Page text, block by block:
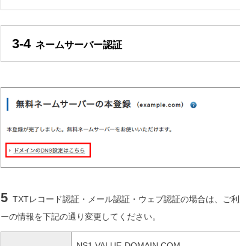
3-4 ネームサーバー認証
5 TXTレコード認証・メール認証・ウェブ認証の場合は、ご
ーの情報を下記の通り変更してください。